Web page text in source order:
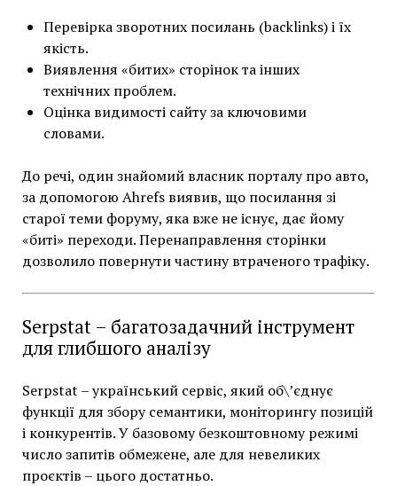
Перевірка зворотних посилань (backlinks) і їх
якість.
Виявлення «битих» сторінок та інших
технічних проблем.
Оцінка видимості сайту за ключовими
словами.
До речі, один знайомий власник порталу про авто,
за допомогою Ahrefs виявив, що посилання зі
старої теми форуму, яка вже не існує, дає йому
«биті» переходи. Перенаправлення сторінки
дозволило повернути частину втраченого трафіку.
Serpstat – багатозадачний інструмент
для глибшого аналізу
Serpstat – український сервіс, який об\’єднує
функції для збору семантики, моніторингу позицій
і конкурентів. У базовому безкоштовному режимі
число запитів обмежене, але для невеликих
проєктів – цього достатньо.